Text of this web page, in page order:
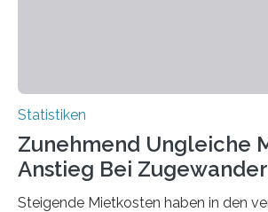
Statistiken
Zunehmend Ungleiche
Anstieg Bei
Steigende Mietkosten haben in den